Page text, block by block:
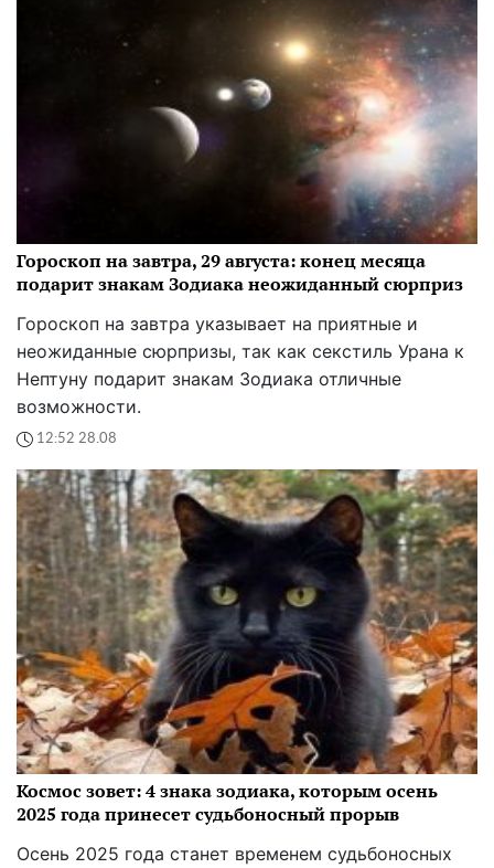
Гороскоп на завтра, 29 августа: конец месяца
подарит знакам Зодиака неожиданный сюрприз
Гороскоп на завтра указывает на приятные и
неожиданные сюрпризы, так как секстиль Урана к
Нептуну подарит знакам Зодиака отличные
возможности.
12:52 28.08
Космос зовет: 4 знака зодиака, которым осень
2025 года принесет судьбоносный прорыв
Осень 2025 года станет временем судьбоносных